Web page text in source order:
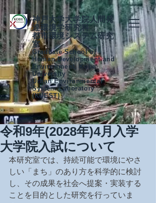
神戸大学大学院人間発
達環境学研究科
都市環境システム研究
室
Graduate School of
Human Development and
Environment, Kobe
University
Urban Environmental
System Laboratory
(KUEST)
令和9年(2028年)4月入学
大学院入試について
本研究室では、持続可能で環境にやさ
しい「まち」のあり方を科学的に検討
し、その成果を社会へ提案・実装する
ことを目的とした研究を行っていま